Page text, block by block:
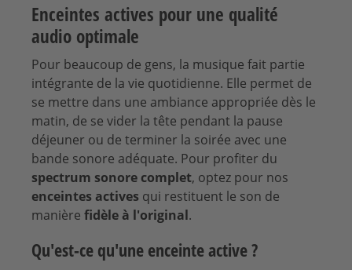
Enceintes actives pour une qualité
audio optimale
Pour beaucoup de gens, la musique fait partie
intégrante de la vie quotidienne. Elle permet de
se mettre dans une ambiance appropriée dès le
matin, de se vider la tête pendant la pause
déjeuner ou de terminer la soirée avec une
bande sonore adéquate. Pour profiter du
spectrum sonore complet, optez pour nos
enceintes actives qui restituent le son de
manière fidèle à l'original.
Qu'est-ce qu'une enceinte active ?